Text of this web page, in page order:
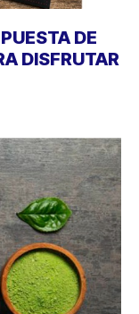
DE
DISFRUTAR